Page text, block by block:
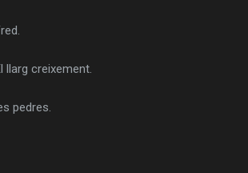
llarg creixement.
pedres.